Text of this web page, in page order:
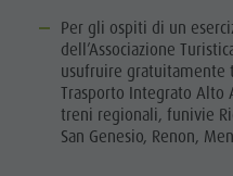
PRENOTA
VACANZA
COME
ARRIVARE
GUEST PASS
Eventi
Cultura
Attrazioni
Bar & Ristoranti
Altre attività estive
Parapendio & Voli tandem
Programmi di vacanza
Contatto
Webcam
Meteo
Kronplatz Doctor Service
Per gli ospiti di un
dell’Associazione
usufruire
Trasporto Integrato Alto
treni regionali, funivie
San Genesio, Renon,